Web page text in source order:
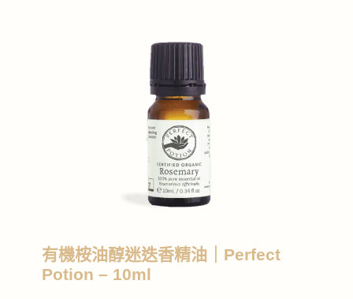
有機桉油醇迷迭香精油｜Perfect
Potion – 10ml